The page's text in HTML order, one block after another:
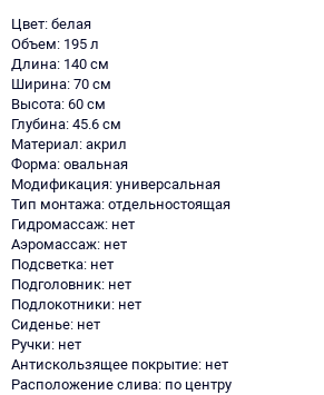
Цвет: белая
Объем: 195 л
Длина: 140 см
Ширина: 70 см
Высота: 60 см
Глубина: 45.6 см
Материал: акрил
Форма: овальная
Модификация: универсальная
Тип монтажа: отдельностоящая
Гидромассаж: нет
Аэромассаж: нет
Подсветка: нет
Подголовник: нет
Подлокотники: нет
Сиденье: нет
Ручки: нет
Антискользящее покрытие: нет
Расположение слива: по центру